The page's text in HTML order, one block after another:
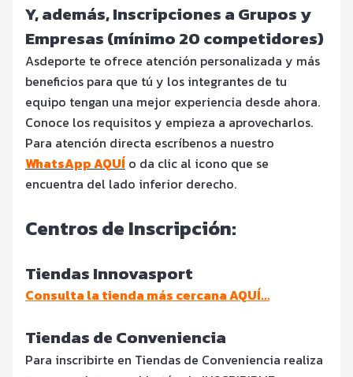
Y, además, Inscripciones a Grupos y
Empresas (mínimo 20 competidores)
Asdeporte te ofrece atención personalizada y más
beneficios para que tú y los integrantes de tu
equipo tengan una mejor experiencia desde ahora.
Conoce los requisitos y empieza a aprovecharlos.
Para atención directa escríbenos a nuestro
WhatsApp AQUÍ o da clic al icono que se
encuentra del lado inferior derecho.
Centros de Inscripción:
Tiendas Innovasport
Consulta la tienda más cercana AQUÍ…
Tiendas de Conveniencia
Para inscribirte en Tiendas de Conveniencia realiza